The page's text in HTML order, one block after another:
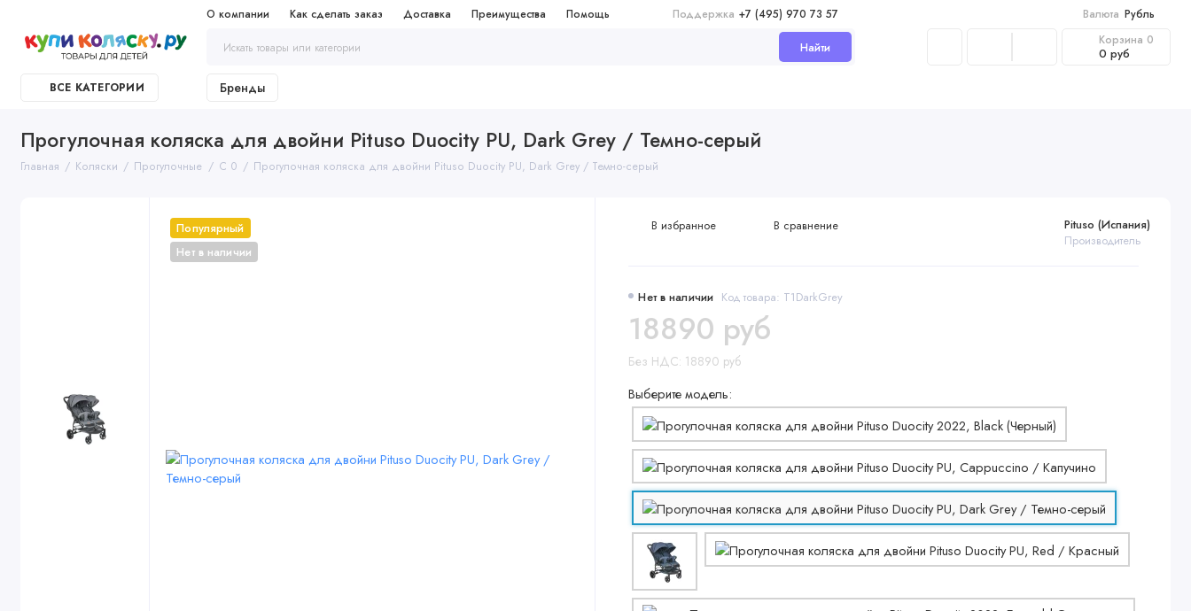
О компании Как сделать заказ Доставка Преимущества Помощь Поддержка +7 (495) 970 73 57 Валюта Рубль
Найти Корзина 0
0 руб
ВСЕ КАТЕГОРИИ Бренды
Прогулочная коляска для двойни Pituso Duocity PU, Dark Grey / Темно-серый
Главная Коляски Прогулочные С 0 Прогулочная коляска для двойни Pituso Duocity PU, Dark Grey / Темно-серый
Популярный
Нет в наличии
Нет в наличии Код товара: Т1DarkGrey
Pituso (Испания)
Производитель
18890 руб
Без НДС: 18890 руб
Выберите модель:
В избранное В сравнение